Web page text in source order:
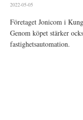
2022-05-05
Företaget Jonicom i
Genom köpet stärker
fastighetsautomation.